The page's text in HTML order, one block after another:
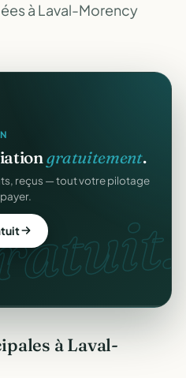
à Laval-Morency
gratuitement.
reçus — tout votre pilotage
vos membres.
des dons, relances,
à Laval-